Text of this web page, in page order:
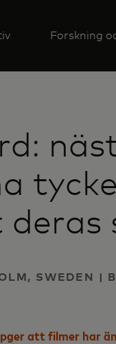
Forskning
SWEDEN |
att filmer har